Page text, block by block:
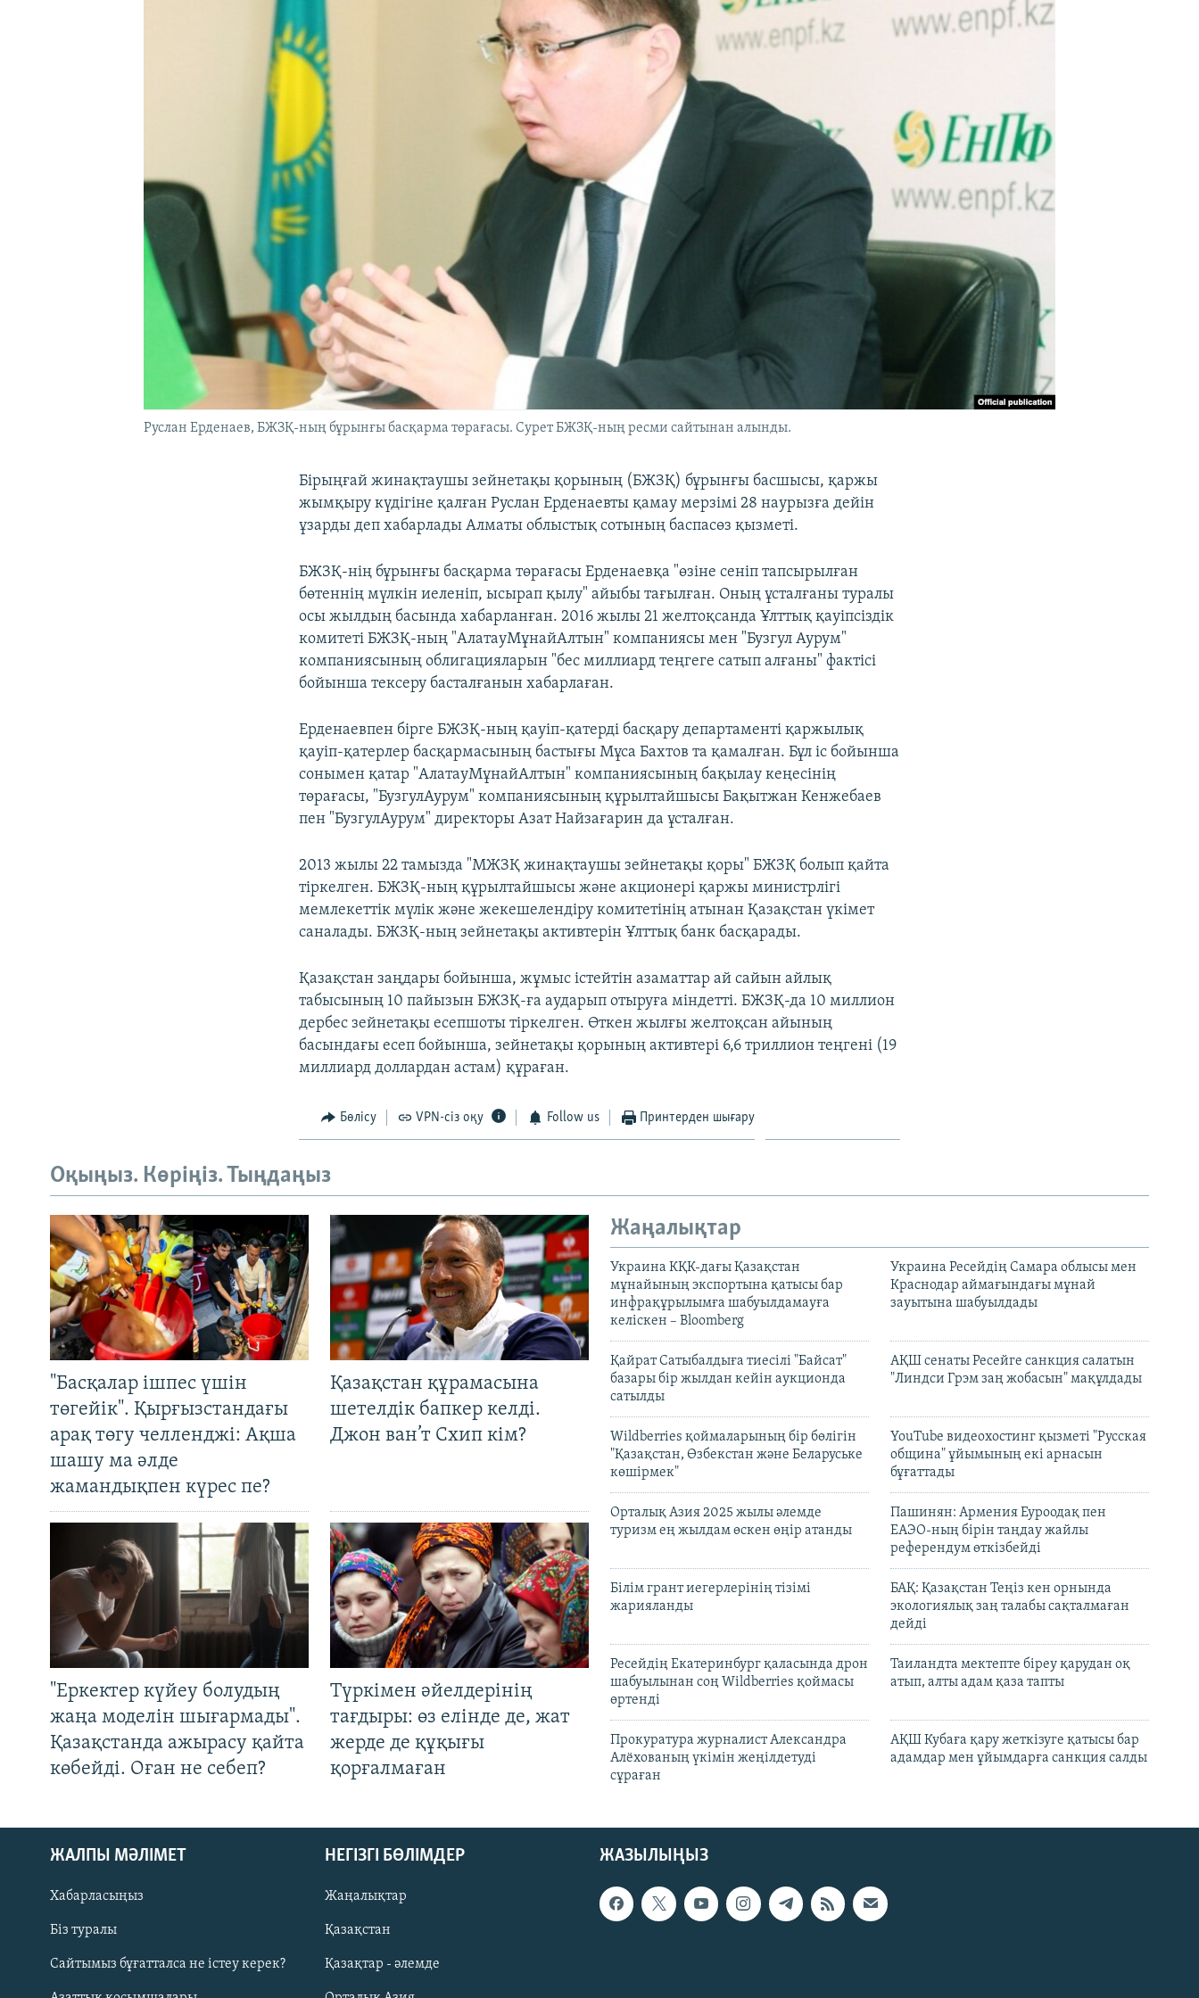
Русский
Руслан Ерденаев, БЖЗҚ-ның бұрынғы басқарма төрағасы. Сурет БЖЗҚ-ның ресми сайтынан алынды.
Бірыңғай жинақтаушы зейнетақы қорының (БЖЗҚ) бұрынғы басшысы, қаржы
жымқыру күдігіне қалған Руслан Ерденаевты қамау мерзімі 28 наурызға дейін
ұзарды деп хабарлады Алматы облыстық сотының баспасөз қызметі.
БЖЗҚ-нің бұрынғы басқарма төрағасы Ерденаевқа "өзіне сеніп тапсырылған
бөтеннің мүлкін иеленіп, ысырап қылу" айыбы тағылған. Оның ұсталғаны туралы
осы жылдың басында хабарланған. 2016 жылы 21 желтоқсанда Ұлттық қауіпсіздік
комитеті БЖЗҚ-ның "АлатауМұнайАлтын" компаниясы мен "Бузгул Аурум"
компаниясының облигацияларын "бес миллиард теңгеге сатып алғаны" фактісі
бойынша тексеру басталғанын хабарлаған.
Ерденаевпен бірге БЖЗҚ-ның қауіп-қатерді басқару департаменті қаржылық
қауіп-қатерлер басқармасының бастығы Мұса Бахтов та қамалған. Бұл іс бойынша
сонымен қатар "АлатауМұнайАлтын" компаниясының бақылау кеңесінің
төрағасы, "БузгулАурум" компаниясының құрылтайшысы Бақытжан Кенжебаев
пен "БузгулАурум" директоры Азат Найзағарин да ұсталған.
2013 жылы 22 тамызда "МЖЗҚ жинақтаушы зейнетақы қоры" БЖЗҚ болып қайта
тіркелген. БЖЗҚ-ның құрылтайшысы және акционері қаржы министрлігі
мемлекеттік мүлік және жекешелендіру комитетінің атынан Қазақстан үкімет
саналады. БЖЗҚ-ның зейнетақы активтерін Ұлттық банк басқарады.
Қазақстан заңдары бойынша, жұмыс істейтін азаматтар ай сайын айлық
табысының 10 пайызын БЖЗҚ-ға аударып отыруға міндетті. БЖЗҚ-да 10 миллион
дербес зейнетақы есепшоты тіркелген. Өткен жылғы желтоқсан айының
басындағы есеп бойынша, зейнетақы қорының активтері 6,6 триллион теңгені (19
миллиард доллардан астам) құраған.
Бөлісу VPN-сіз оқу Follow us Принтерден шығару
Оқыңыз. Көріңіз. Тыңдаңыз
"Басқалар ішпес үшін
төгейік". Қырғызстандағы
арақ төгу челленджі: Ақша
шашу ма әлде
жамандықпен күрес пе?
Қазақстан құрамасына
шетелдік бапкер келді.
Джон ван’т Схип кім?
"Еркектер күйеу болудың
жаңа моделін шығармады".
Қазақстанда ажырасу қайта
көбейді. Оған не себеп?
Түркімен әйелдерінің
тағдыры: өз елінде де, жат
жерде де құқығы
қорғалмаған
Жаңалықтар
Украина КҚК-дағы Қазақстан
мұнайының экспортына қатысы бар
инфрақұрылымға шабуылдамауға
келіскен – Bloomberg
Украина Ресейдің Самара облысы мен
Краснодар аймағындағы мұнай
зауытына шабуылдады
Қайрат Сатыбалдыға тиесілі "Байсат"
базары бір жылдан кейін аукционда
сатылды
АҚШ сенаты Ресейге санкция салатын
"Линдси Грэм заң жобасын" мақұлдады
Wildberries қоймаларының бір бөлігін
"Қазақстан, Өзбекстан және Беларуське
көшірмек"
YouTube видеохостинг қызметі "Русская
община" ұйымының екі арнасын
бұғаттады
Орталық Азия 2025 жылы әлемде
туризм ең жылдам өскен өңір атанды
Пашинян: Армения Еуроодақ пен
ЕАЭО-ның бірін таңдау жайлы
референдум өткізбейді
Білім грант иегерлерінің тізімі
жарияланды
БАҚ: Қазақстан Теңіз кен орнында
экологиялық заң талабы сақталмаған
дейді
Ресейдің Екатеринбург қаласында дрон
шабуылынан соң Wildberries қоймасы
өртенді
Таиландта мектепте біреу қарудан оқ
атып, алты адам қаза тапты
Прокуратура журналист Александра
Алёхованың үкімін жеңілдетуді
сұраған
АҚШ Кубаға қару жеткізуге қатысы бар
адамдар мен ұйымдарға санкция салды
ЖАЗЫЛЫҢЫЗ
ЖАЛПЫ МӘЛІМЕТ
Хабарласыңыз
Біз туралы
Сайтымыз бұғатталса не істеу керек?
НЕГІЗГІ БӨЛІМДЕР
Жаңалықтар
Қазақстан
Қазақтар - әлемде